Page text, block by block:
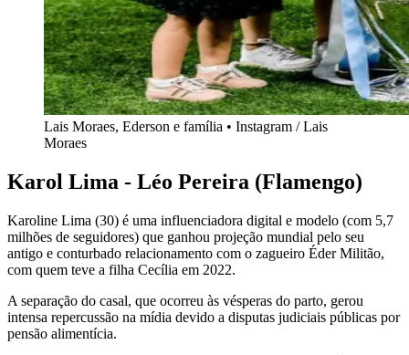
Lais Moraes, Ederson e família • Instagram / Lais
Moraes
Karol Lima - Léo Pereira (Flamengo)
Karoline Lima (30) é uma influenciadora digital e modelo (com 5,7
milhões de seguidores) que ganhou projeção mundial pelo seu
antigo e conturbado relacionamento com o zagueiro Éder Militão,
com quem teve a filha Cecília em 2022.
A separação do casal, que ocorreu às vésperas do parto, gerou
intensa repercussão na mídia devido a disputas judiciais públicas por
pensão alimentícia.